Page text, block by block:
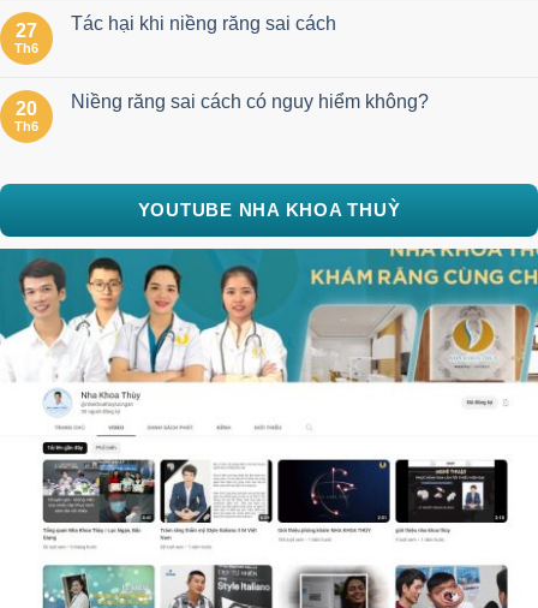
27
Th6
Tác hại khi niềng răng sai cách
20
Th6
Niềng răng sai cách có nguy hiểm không?
YOUTUBE NHA KHOA THUỲ